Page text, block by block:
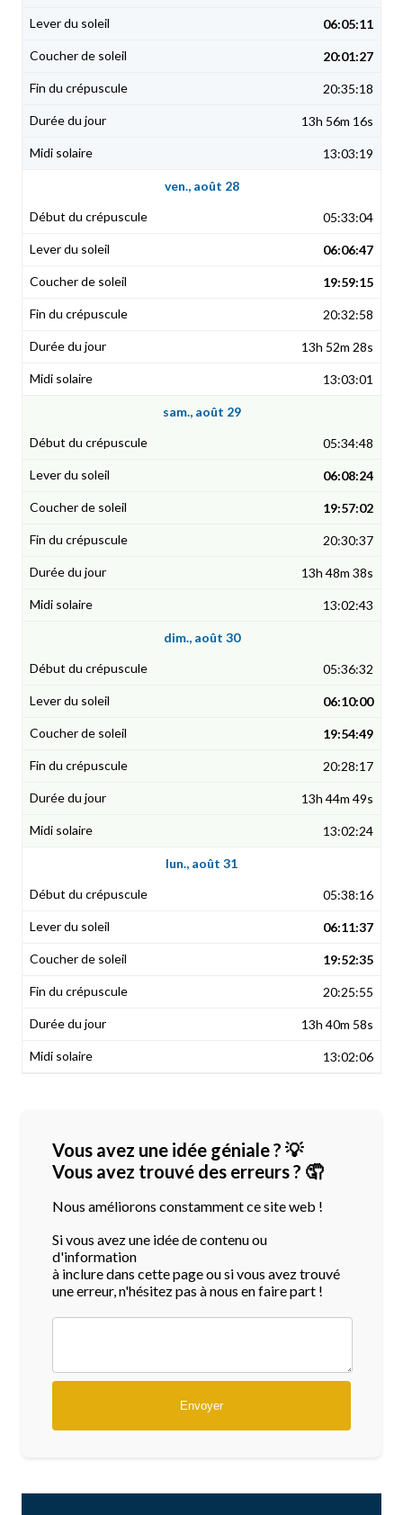
06:05:11
20:01:27
20:35:18
13h 56m 16s
13:03:19
ven., août 28
05:33:04
06:06:47
19:59:15
20:32:58
13h 52m 28s
13:03:01
sam., août 29
05:34:48
06:08:24
19:57:02
20:30:37
13h 48m 38s
13:02:43
dim., août 30
05:36:32
06:10:00
19:54:49
20:28:17
13h 44m 49s
13:02:24
lun., août 31
05:38:16
06:11:37
19:52:35
20:25:55
13h 40m 58s
13:02:06
Vous avez une idée géniale ? 💡
Vous avez trouvé des erreurs ? 🤦
Nous améliorons constamment ce site web !
Si vous avez une idée de contenu ou
d'information
à inclure dans cette page ou si vous avez trouvé
une erreur, n'hésitez pas à nous en faire part !